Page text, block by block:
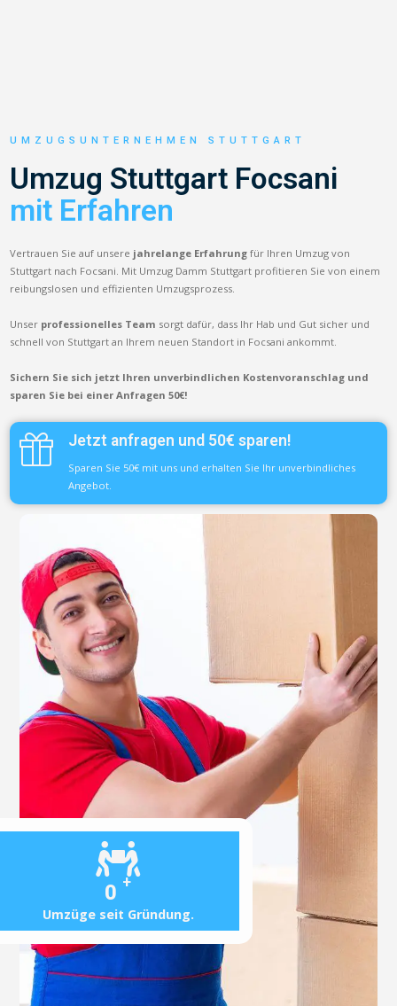
0 +
Umzüge seit Gründung.
UMZUGSUNTERNEHMEN STUTTGART
Umzug Stuttgart Focsani
mit Erfahren
Vertrauen Sie auf unsere jahrelange Erfahrung für Ihren Umzug von
Stuttgart nach Focsani. Mit Umzug Damm Stuttgart profitieren Sie von einem
reibungslosen und effizienten Umzugsprozess.
Unser professionelles Team sorgt dafür, dass Ihr Hab und Gut sicher und
schnell von Stuttgart an Ihrem neuen Standort in Focsani ankommt.
Sichern Sie sich jetzt Ihren unverbindlichen Kostenvoranschlag und
sparen Sie bei einer Anfragen 50€!
Jetzt anfragen und 50€ sparen!
Sparen Sie 50€ mit uns und erhalten Sie Ihr unverbindliches
Angebot.